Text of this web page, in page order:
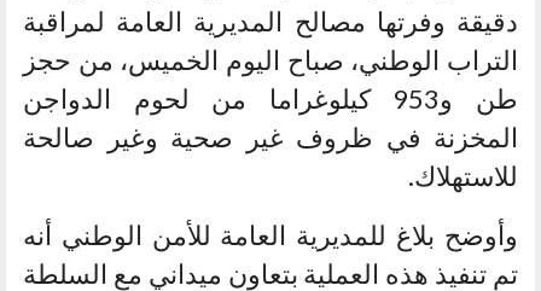
دقيقة وفرتها مصالح المديرية العامة لمراقبة
التراب الوطني، صباح اليوم الخميس، من حجز
طن و953 كيلوغراما من لحوم الدواجن
المخزنة في ظروف غير صحية وغير صالحة
للاستهلاك.
وأوضح بلاغ للمديرية العامة للأمن الوطني أنه
تم تنفيذ هذه العملية بتعاون ميداني مع السلطة